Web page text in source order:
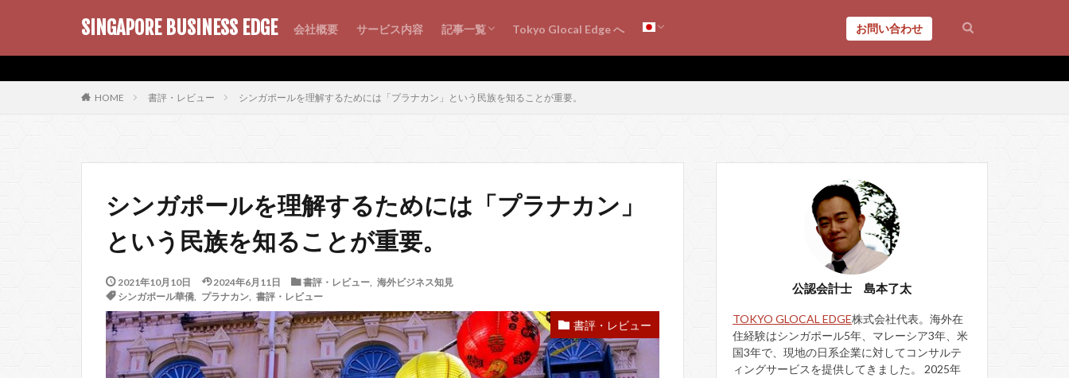
SINGAPORE BUSINESS EDGE 会社概要 サービス内容 記事一覧 Tokyo Glocal Edge へ お問い合わせ
HOME 書評・レビュー シンガポールを理解するためには「プラナカン」という民族を知ることが重要。
シンガポールを理解するためには「プラナカン」
という民族を知ることが重要。
2021年10月10日 2024年6月11日 書評・レビュー, 海外ビジネス知見
シンガポール華僑, プラナカン, 書評・レビュー
書評・レビュー
公認会計士 島本了太
TOKYO GLOCAL EDGE株式会社代表。海外在
住経験はシンガポール5年、マレーシア3年、米
国3年で、現地の日系企業に対してコンサルテ
ィングサービスを提供してきました。 2025年